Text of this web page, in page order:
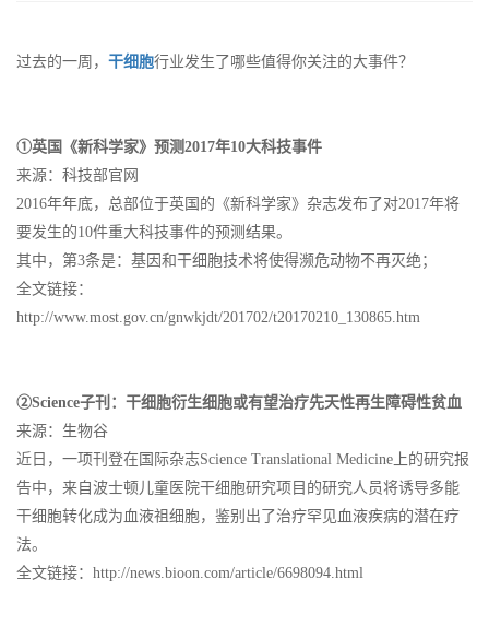
过去的一周， 干细胞行业发生了哪些值得你关注的大事件？
①英国《新科学家》预测2017年10大科技事件
来源：科技部官网
2016年年底，总部位于英国的《新科学家》杂志发布了对2017年将
要发生的10件重大科技事件的预测结果。
其中，第3条是：基因和干细胞技术将使得濒危动物不再灭绝；
全文链接：
http://www.most.gov.cn/gnwkjdt/201702/t20170210_130865.htm
②Science子刊：干细胞衍生细胞或有望治疗先天性再生障碍性贫血
来源：生物谷
近日，一项刊登在国际杂志Science Translational Medicine上的研究报
告中，来自波士顿儿童医院干细胞研究项目的研究人员将诱导多能
干细胞转化成为血液祖细胞，鉴别出了治疗罕见血液疾病的潜在疗
法。
全文链接：http://news.bioon.com/article/6698094.html